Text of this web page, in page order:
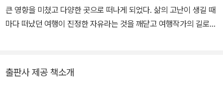
큰 영향을 미쳤고 다양한 곳으로 떠나게 되었다. 삶의 고난이 생길 때
마다 떠났던 여행이 진정한 자유라는 것을 깨닫고 여행작가의 길로
출판사 제공 책소개